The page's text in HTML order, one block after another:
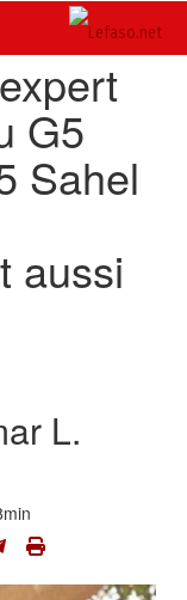
G5
Sahel
aussi
L.